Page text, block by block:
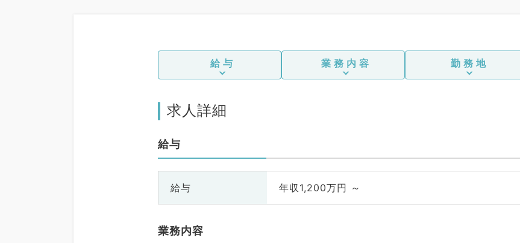
給与 業務内容 勤務地
求人詳細
給与
給与 年収1,200万円 ～
業務内容